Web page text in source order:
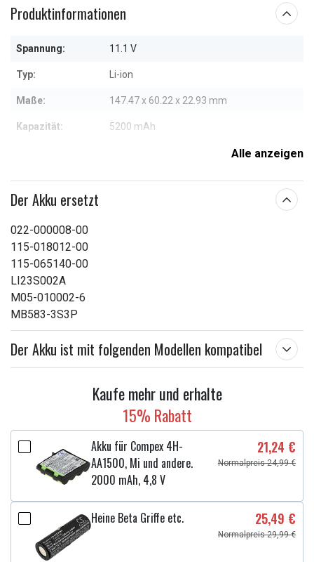
Produktinformationen
Spannung: 11.1 V
Typ: Li-ion
Maße: 147.47 x 60.22 x 22.93 mm
Kapazität: 5200 mAh
Weitere Informationen zu den EigenschaftenAlle anzeigen
Der Akku ersetzt
022-000008-00
115-018012-00
115-065140-00
LI23S002A
M05-010002-6
MB583-3S3P
Der Akku ist mit folgenden Modellen kompatibel
Kaufe mehr und erhalte
15% Rabatt
Akku für Compex 4H-
AA1500, Mi und andere.
2000 mAh, 4,8 V
21,24 €
Normalpreis 24,99 €
Heine Beta Griffe etc. 25,49 €
Normalpreis 29,99 €